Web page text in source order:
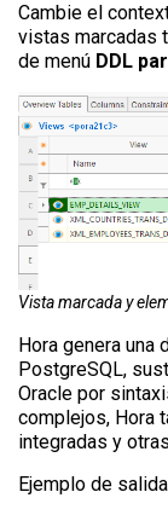
Cambie el
vistas marcadas
de menú DDL
Vista marcada y
Hora genera una
PostgreSQL,
Oracle por
complejos, Hora
integradas y
Ejemplo de